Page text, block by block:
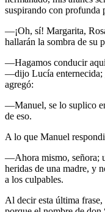
suspirando con profunda
—¡Oh, sí! Margarita,
hallarán la sombra de su
—Hagamos conducir
—dijo Lucía enternecida;
agregó:
—Manuel, se lo suplico
de eso.
A lo que Manuel
—Ahora mismo, señora;
heridas de una madre, y
a los culpables.
Al decir esta última